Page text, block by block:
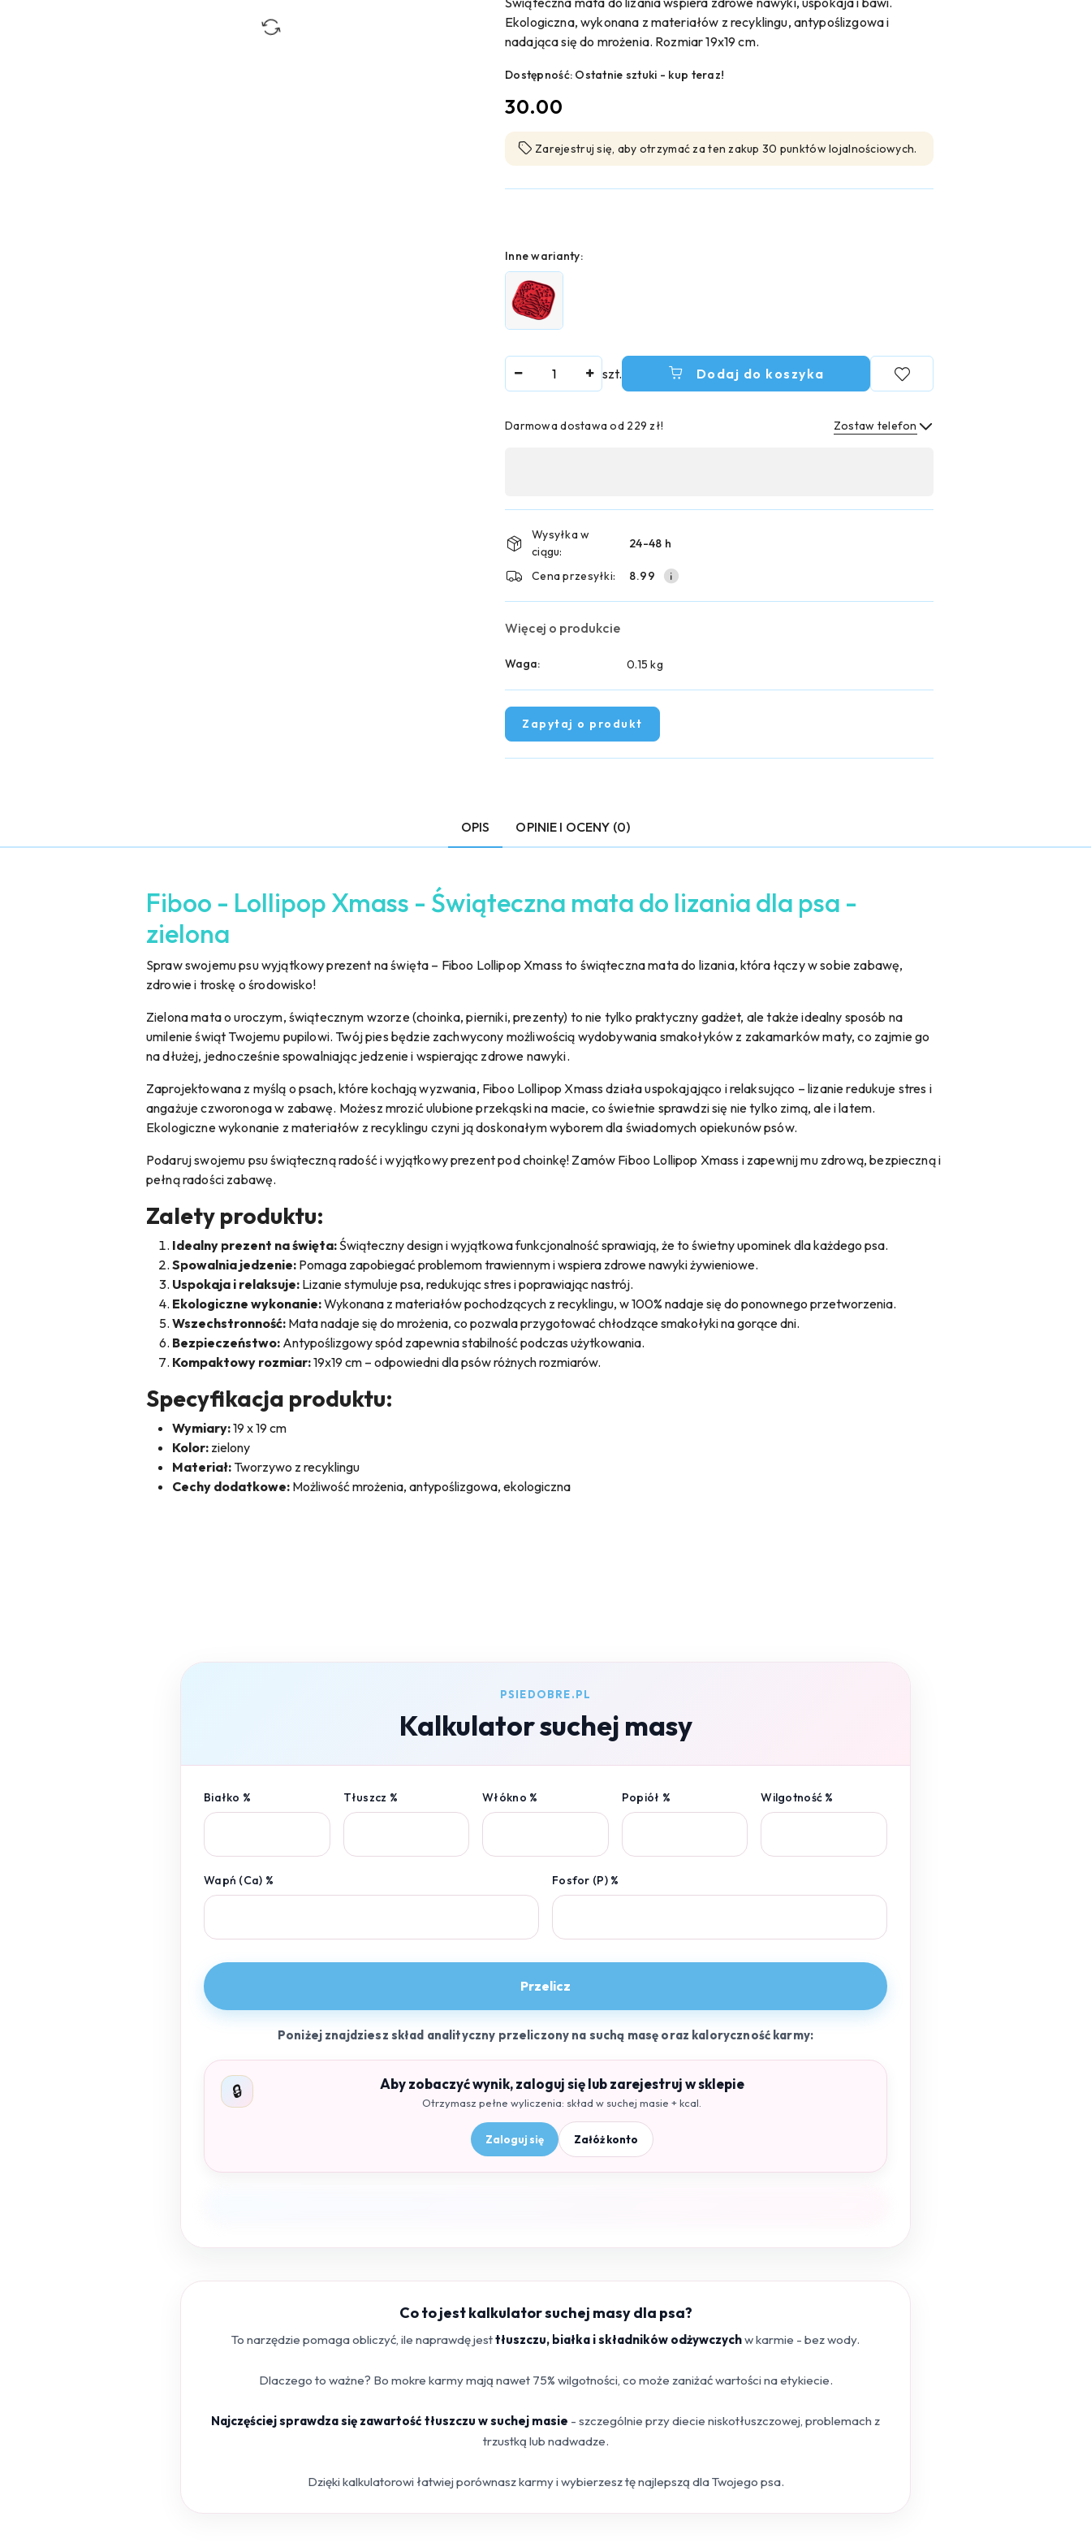
Ekologiczna, wykonana z materiałów z recyklingu, antypoślizgowa i
nadająca się do mrożenia. Rozmiar 19x19 cm.
Dostępność: Ostatnie sztuki - kup teraz!
cena:
30.00
Zarejestruj się, aby otrzymać za ten zakup 30 punktów lojalnościowych.
Wariant
Inne warianty:
szt. Dodaj do koszyka
Darmowa dostawa od 229 zł! Zostaw telefon
płatność
i
dostawa
Wysyłka w
ciągu:
24-48 h
Cena przesyłki: 8.99
Więcej o produkcie
Waga: 0.15 kg
Zapytaj o produkt
OPIS OPINIE I OCENY (0)
Fiboo - Lollipop Xmass - Świąteczna mata do lizania dla psa -
zielona
Spraw swojemu psu wyjątkowy prezent na święta – Fiboo Lollipop Xmass to świąteczna mata do lizania, która łączy w sobie zabawę,
zdrowie i troskę o środowisko!
Zielona mata o uroczym, świątecznym wzorze (choinka, pierniki, prezenty) to nie tylko praktyczny gadżet, ale także idealny sposób na
umilenie świąt Twojemu pupilowi. Twój pies będzie zachwycony możliwością wydobywania smakołyków z zakamarków maty, co zajmie go
na dłużej, jednocześnie spowalniając jedzenie i wspierając zdrowe nawyki.
Zaprojektowana z myślą o psach, które kochają wyzwania, Fiboo Lollipop Xmass działa uspokajająco i relaksująco – lizanie redukuje stres i
angażuje czworonoga w zabawę. Możesz mrozić ulubione przekąski na macie, co świetnie sprawdzi się nie tylko zimą, ale i latem.
Ekologiczne wykonanie z materiałów z recyklingu czyni ją doskonałym wyborem dla świadomych opiekunów psów.
Podaruj swojemu psu świąteczną radość i wyjątkowy prezent pod choinkę! Zamów Fiboo Lollipop Xmass i zapewnij mu zdrową, bezpieczną i
pełną radości zabawę.
Zalety produktu:
Idealny prezent na święta:Świąteczny design i wyjątkowa funkcjonalność sprawiają, że to świetny upominek dla każdego psa.
Spowalnia jedzenie: Pomaga zapobiegać problemom trawiennym i wspiera zdrowe nawyki żywieniowe.
Uspokaja i relaksuje: Lizanie stymuluje psa, redukując stres i poprawiając nastrój.
Ekologiczne wykonanie:Wykonana z materiałów pochodzących z recyklingu, w 100% nadaje się do ponownego przetworzenia.
Wszechstronność: Mata nadaje się do mrożenia, co pozwala przygotować chłodzące smakołyki na gorące dni.
Bezpieczeństwo: Antypoślizgowy spód zapewnia stabilność podczas użytkowania.
Kompaktowy rozmiar:19x19 cm – odpowiedni dla psów różnych rozmiarów.
Specyfikacja produktu:
Wymiary:19 x 19 cm
Kolor: zielony
Materiał: Tworzywo z recyklingu
Cechy dodatkowe: Możliwość mrożenia, antypoślizgowa, ekologiczna
PSIEDOBRE.PL
Kalkulator suchej masy
Białko % Tłuszcz % Włókno % Popiół % Wilgotność %
Wapń (Ca) % Fosfor (P) %
Przelicz
Poniżej znajdziesz skład analityczny przeliczony na suchą masę oraz kaloryczność karmy:
🔒 Aby zobaczyć wynik, zaloguj się lub zarejestruj w sklepie
Otrzymasz pełne wyliczenia: skład w suchej masie + kcal.
Zaloguj się Załóż konto
Co to jest kalkulator suchej masy dla psa?
To narzędzie pomaga obliczyć, ile naprawdę jesttłuszczu, białka i składników odżywczychw karmie - bez wody.
Dlaczego to ważne? Bo mokre karmy mają nawet 75% wilgotności, co może zaniżać wartości na etykiecie.
Najczęściej sprawdza się zawartość tłuszczu w suchej masie - szczególnie przy diecie niskotłuszczowej, problemach z
trzustką lub nadwadze.
Dzięki kalkulatorowi łatwiej porównasz karmy i wybierzesz tę najlepszą dla Twojego psa.